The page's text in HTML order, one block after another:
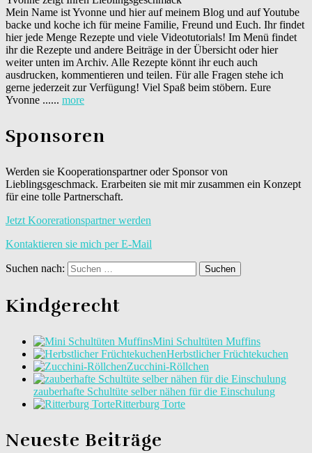
Mein Name ist Yvonne und hier auf meinem Blog und auf Youtube
backe und koche ich für meine Familie, Freund und Euch. Ihr findet
hier jede Menge Rezepte und viele Videotutorials! Im Menü findet
ihr die Rezepte und andere Beiträge in der Übersicht oder hier
weiter unten im Archiv. Alle Rezepte könnt ihr euch auch
ausdrucken, kommentieren und teilen. Für alle Fragen stehe ich
gerne jederzeit zur Verfügung! Viel Spaß beim stöbern. Eure
Yvonne ...... more
Sponsoren
Werden sie Kooperationspartner oder Sponsor von
Lieblingsgeschmack. Erarbeiten sie mit mir zusammen ein Konzept
für eine tolle Partnerschaft.
Jetzt Koorerationspartner werden
Kontaktieren sie mich per E-Mail
Suchen nach:
Kindgerecht
Mini Schultüten Muffins
Herbstlicher Früchtekuchen
Zucchini-Röllchen
zauberhafte Schultüte selber nähen für die Einschulung
Ritterburg Torte
Neueste Beiträge